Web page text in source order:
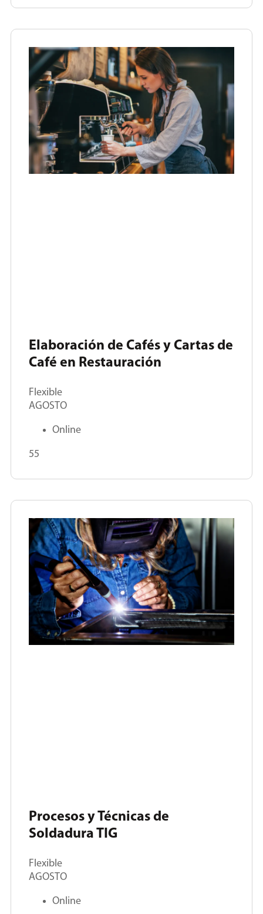
Elaboración de Cafés y Cartas de
Café en Restauración
Flexible
AGOSTO
Online
55
Procesos y Técnicas de
Soldadura TIG
Flexible
AGOSTO
Online